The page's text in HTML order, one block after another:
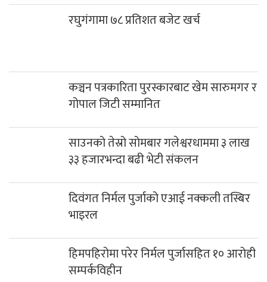
रघुगंगामा ७८ प्रतिशत बजेट खर्च
कञ्चन पत्रकारिता पुरस्कारबाट खेम सारुमगर र
गोपाल जिटी सम्मानित
साउनको तेस्रो सोमबार गलेश्वरधाममा ३ लाख
३३ हजारभन्दा बढी भेटी संकलन
दिवंगत निर्मल पुर्जाको एआई नक्कली तस्बिर
भाइरल
हिमपहिरोमा परेर निर्मल पुर्जासहित १० आरोही
सम्पर्कविहीन